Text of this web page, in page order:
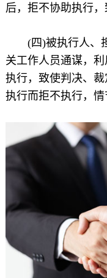
后，拒不协助执行，
(四)被执行人、担
关工作人员通谋，
执行，致使判决、
执行而拒不执行，情